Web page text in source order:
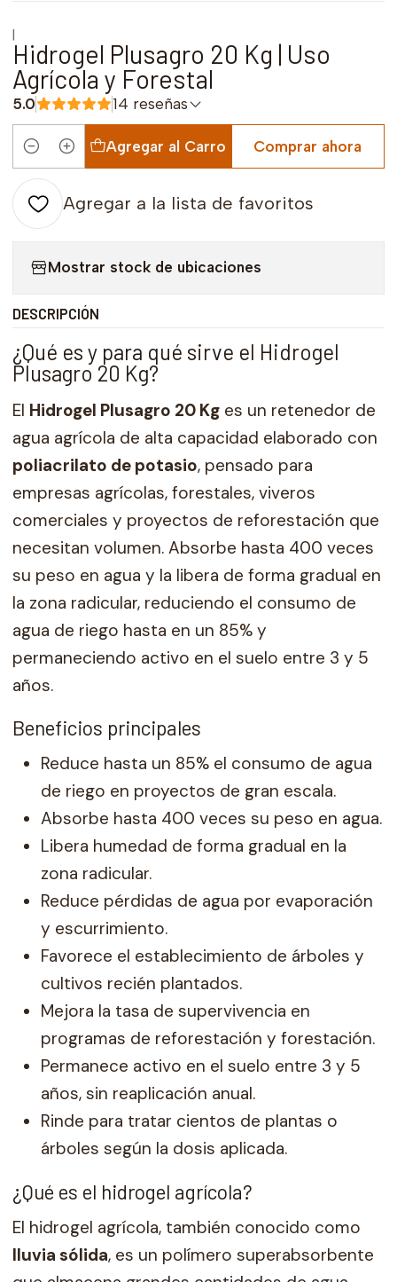
|
Hidrogel Plusagro 20 Kg | Uso
Agrícola y Forestal
5.0 14 reseñas
Cantidad
Agregar al Carro Comprar ahora
Agregar a la lista de favoritos
Mostrar stock de ubicaciones
DESCRIPCIÓN
¿Qué es y para qué sirve el Hidrogel
Plusagro 20 Kg?
El Hidrogel Plusagro 20 Kg es un retenedor de
agua agrícola de alta capacidad elaborado con
poliacrilato de potasio, pensado para
empresas agrícolas, forestales, viveros
comerciales y proyectos de reforestación que
necesitan volumen. Absorbe hasta 400 veces
su peso en agua y la libera de forma gradual en
la zona radicular, reduciendo el consumo de
agua de riego hasta en un 85% y
permaneciendo activo en el suelo entre 3 y 5
años.
Beneficios principales
Reduce hasta un 85% el consumo de agua
de riego en proyectos de gran escala.
Absorbe hasta 400 veces su peso en agua.
Libera humedad de forma gradual en la
zona radicular.
Reduce pérdidas de agua por evaporación
y escurrimiento.
Favorece el establecimiento de árboles y
cultivos recién plantados.
Mejora la tasa de supervivencia en
programas de reforestación y forestación.
Permanece activo en el suelo entre 3 y 5
años, sin reaplicación anual.
Rinde para tratar cientos de plantas o
árboles según la dosis aplicada.
¿Qué es el hidrogel agrícola?
El hidrogel agrícola, también conocido como
lluvia sólida, es un polímero superabsorbente